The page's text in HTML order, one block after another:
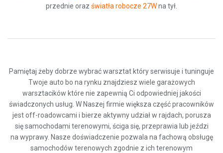
przednie oraz światła robocze 27Wna tył.
Pamiętaj żeby dobrze wybrać warsztat który serwisuje i tuninguje
Twoje auto bo na rynku znajdziesz wiele garażowych
warsztacików które nie zapewnią Ci odpowiedniej jakości
świadczonych usług. W Naszej firmie większa część pracowników
jest off-roadowcami i bierze aktywny udział w rajdach, porusza
się samochodami terenowymi, ściga się, przeprawia lub jeździ
na wyprawy. Nasze doświadczenie pozwala na fachową obsługę
samochodów terenowych zgodnie z ich terenowym